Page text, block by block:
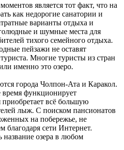
является тот факт, что на
как недорогие санатории и
варианты отдыха и
и шумные места для
тихого семейного отдыха.
пейзажи не оставят
Многие туристы из стран
именно это озеро.
города Чолпон-Ата и Каракол.
время функционирует
приобретает всё большую
лыж. С поиском пансионатов
на побережье, не
благодаря сети Интернет.
название озера в любом